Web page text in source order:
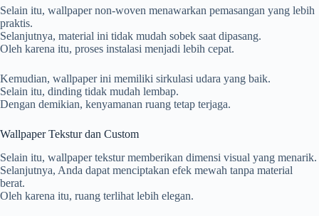
Selain itu, wallpaper non-woven menawarkan pemasangan yang lebih
praktis.
Selanjutnya, material ini tidak mudah sobek saat dipasang.
Oleh karena itu, proses instalasi menjadi lebih cepat.
Kemudian, wallpaper ini memiliki sirkulasi udara yang baik.
Selain itu, dinding tidak mudah lembap.
Dengan demikian, kenyamanan ruang tetap terjaga.
Wallpaper Tekstur dan Custom
Selain itu, wallpaper tekstur memberikan dimensi visual yang menarik.
Selanjutnya, Anda dapat menciptakan efek mewah tanpa material
berat.
Oleh karena itu, ruang terlihat lebih elegan.